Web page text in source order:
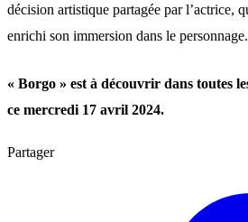
décision artistique partagée par l’actrice,
enrichi son immersion dans le personnage.
« Borgo » est à découvrir dans toutes
ce mercredi 17 avril 2024.
Partager